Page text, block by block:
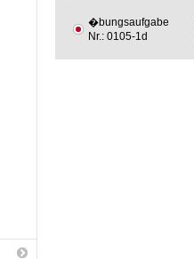
�bungsaufgabe
Nr.: 0105-1d